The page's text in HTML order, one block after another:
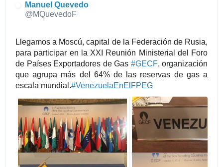
Manuel Quevedo
@MQuevedoF
Llegamos a Moscú, capital de la Federación de Rusia,
para participar en la XXI Reunión Ministerial del Foro
de Países Exportadores de Gas #GECF, organización
que agrupa más del 64% de las reservas de gas a
escala mundial.#VenezuelaEnElFPEG